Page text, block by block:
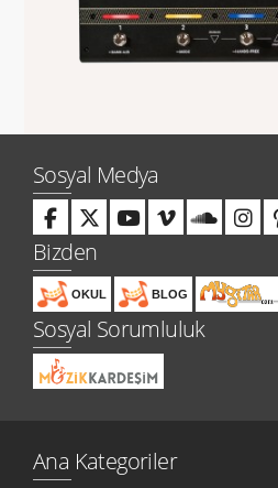
Sosyal Medya
Bizden
OKUL BLOG
Sosyal Sorumluluk
Ana Kategoriler